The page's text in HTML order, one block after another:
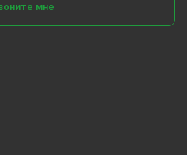
мне